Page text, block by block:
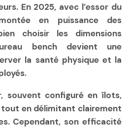
En 2025, avec l’essor du
en puissance des
choisir les dimensions
bench devient une
la santé physique et la
souvent configuré en îlots,
en délimitant clairement
Cependant, son efficacité